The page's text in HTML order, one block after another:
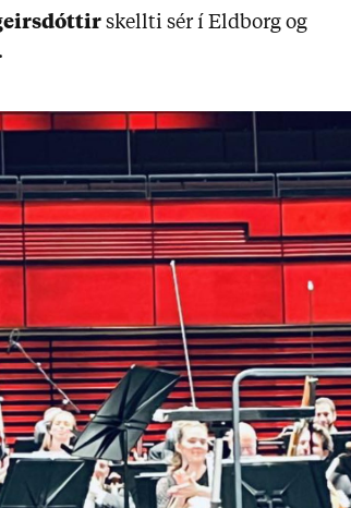
skellti sér í Eld­borg og